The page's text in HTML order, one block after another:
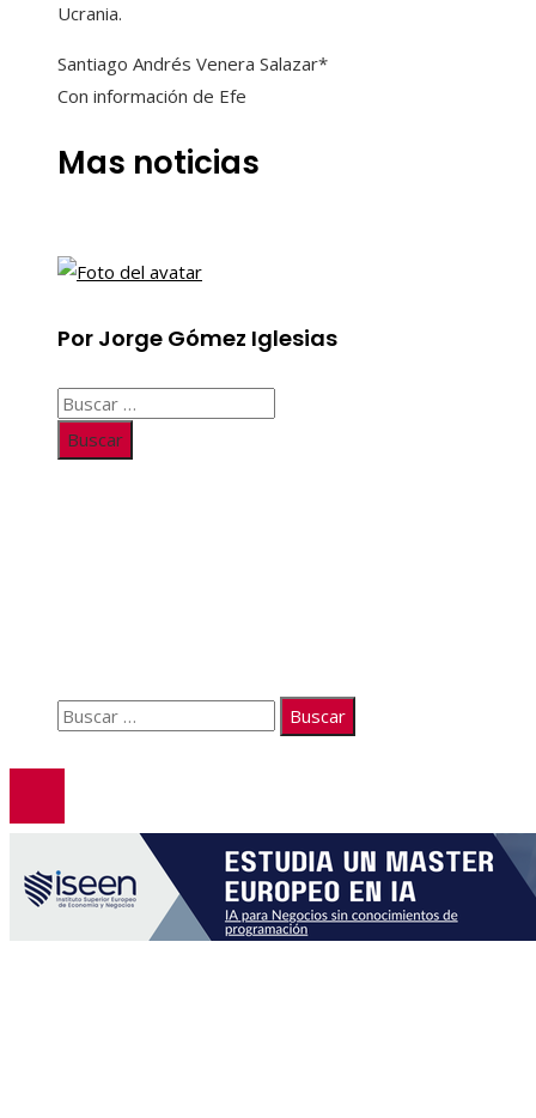
Ucrania.
Santiago Andrés Venera Salazar*
Con información de Efe
Mas noticias
Por Jorge Gómez Iglesias
Buscar:
Buscar: